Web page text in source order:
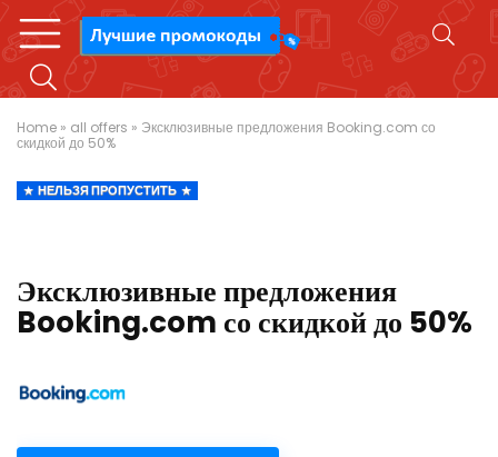
Home » all offers » Эксклюзивные предложения Booking.com со
скидкой до 50%
НЕЛЬЗЯ ПРОПУСТИТЬ
Эксклюзивные предложения
Booking.com со скидкой до 50%